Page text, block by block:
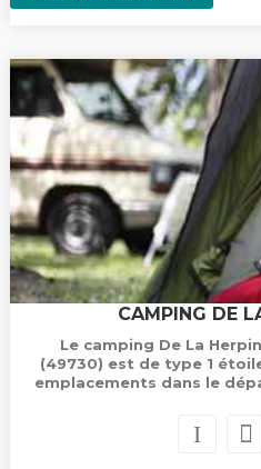
CAMPING DE
Le camping De La
(49730) est de type 1
emplacements dans le